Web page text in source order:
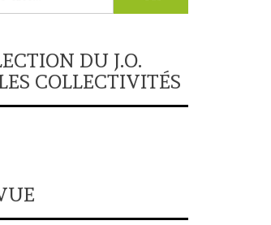
DU J.O.
COLLECTIVITÉS